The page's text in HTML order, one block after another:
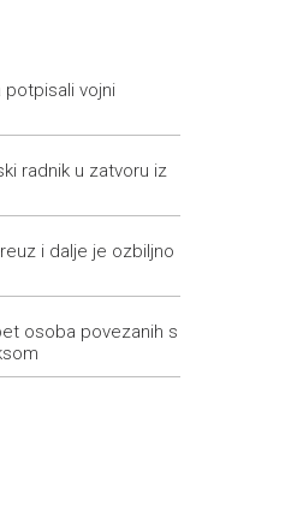
saveza pozvala
potpisali vojni
radnik u zatvoru iz
i dalje je ozbiljno
osoba povezanih s